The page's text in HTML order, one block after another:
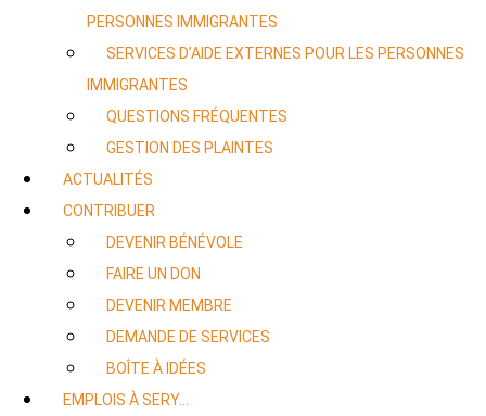
PERSONNES IMMIGRANTES
SERVICES D’AIDE EXTERNES POUR LES PERSONNES
IMMIGRANTES
QUESTIONS FRÉQUENTES
GESTION DES PLAINTES
ACTUALITÉS
CONTRIBUER
DEVENIR BÉNÉVOLE
FAIRE UN DON
DEVENIR MEMBRE
DEMANDE DE SERVICES
BOÎTE À IDÉES
EMPLOIS À SERY…